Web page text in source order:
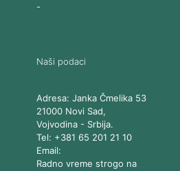
-
Naši podaci
Adresa: Janka Čmelika 53
21000 Novi Sad,
Vojvodina- Srbija.
Tel: +381 65 201 21 10
Email:
Radno vreme strogo na